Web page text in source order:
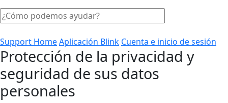
Support HomeAplicación Blink Cuenta e inicio de sesión
Protección de la privacidad y
seguridad de sus datos
personales